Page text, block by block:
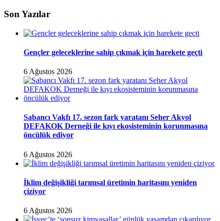
Son Yazılar
Gençler geleceklerine sahip çıkmak için harekete geçti
6 Ağustos 2026
Sabancı Vakfı 17. sezon fark yaratanı Seher Akyol
DEFAKOK Derneği ile kıyı ekosisteminin korunmasına
öncülük ediyor
6 Ağustos 2026
İklim değişikliği tarımsal üretimin haritasını yeniden
çiziyor
6 Ağustos 2026